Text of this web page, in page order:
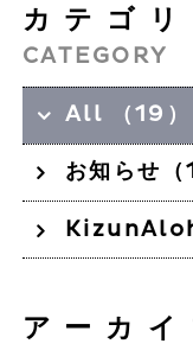
カテゴリ
CATEGORY
All （19）
お知らせ（
アーカイ